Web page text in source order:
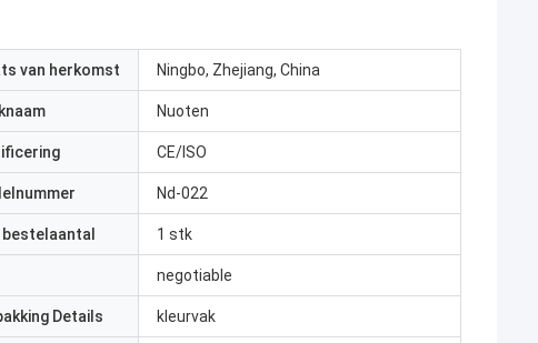
van herkomst Ningbo, Zhejiang, China
Nuoten
CE/ISO
Nd-022
bestelaantal 1 stk
negotiable
Details kleurvak